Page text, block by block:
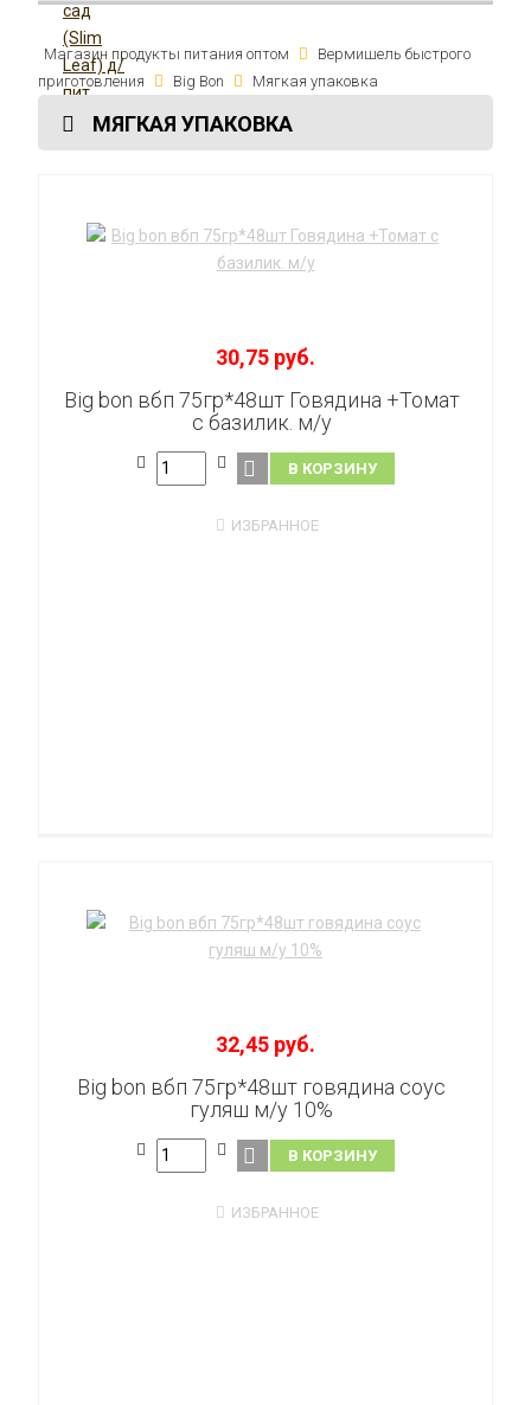
Магазин продукты питания оптом
Вермишель быстрого
приготовления
Big Bon Мягкая упаковка
МЯГКАЯ УПАКОВКА
30,75 руб.
Big bon вбп 75гр*48шт Говядина +Томат
с базилик. м/у
В КОРЗИНУ
ИЗБРАННОЕ
32,45 руб.
Big bon вбп 75гр*48шт говядина соус
гуляш м/у 10%
В КОРЗИНУ
ИЗБРАННОЕ